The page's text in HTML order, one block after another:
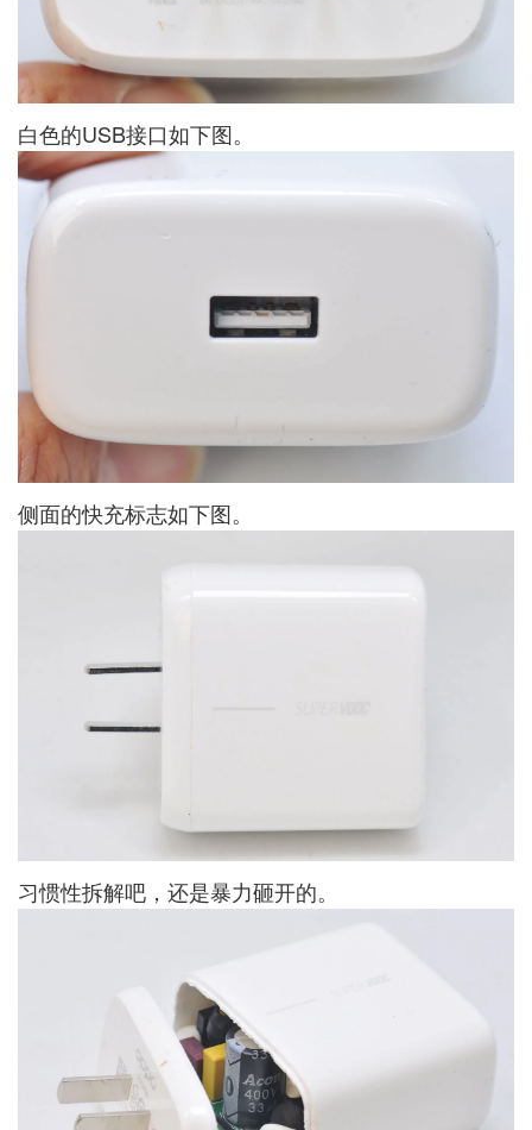
白色的USB接口如下图。
侧面的快充标志如下图。
习惯性拆解吧，还是暴力砸开的。